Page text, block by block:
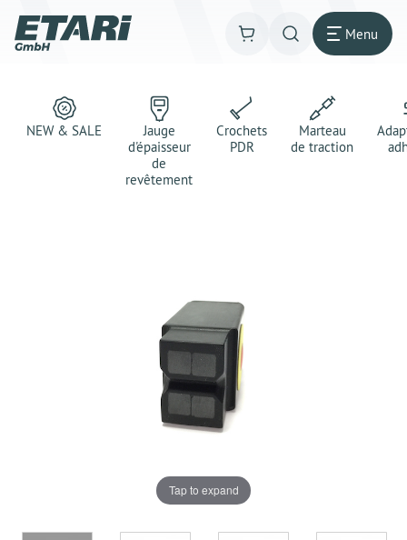
Menu
NEW & SALE
Jauge
d'épaisseur
de
revêtement
Crochets
PDR
Marteau
de traction
Tap to expand